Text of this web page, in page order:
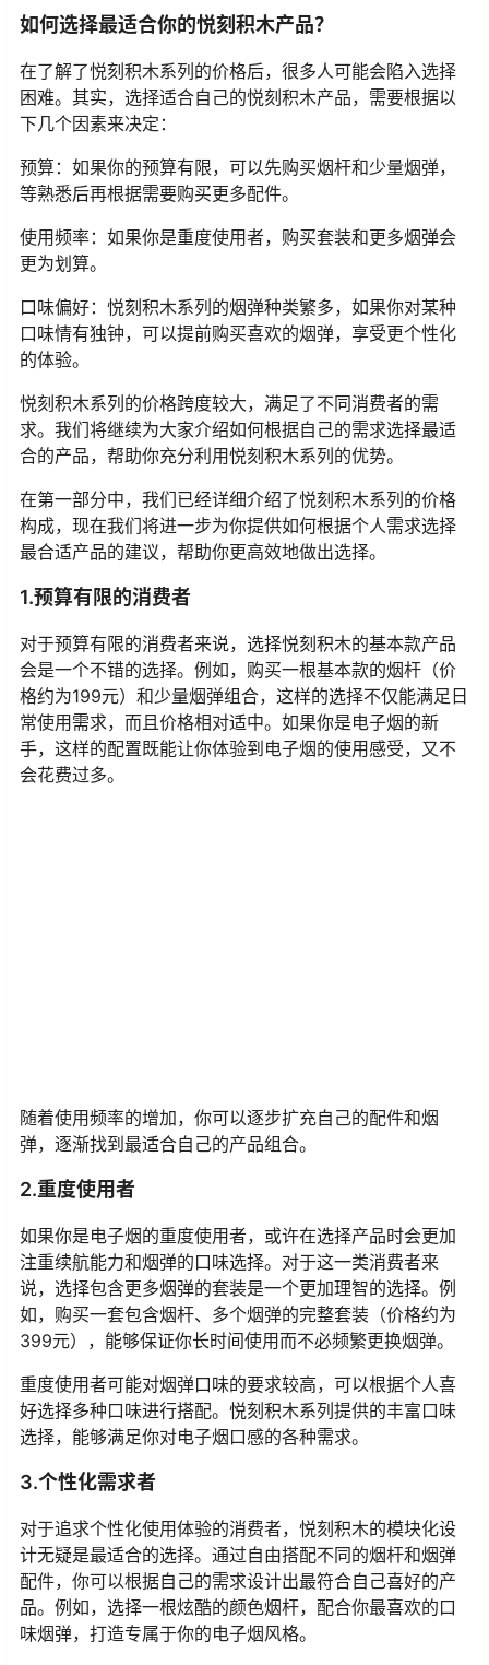
如何选择最适合你的悦刻积木产品？
在了解了悦刻积木系列的价格后，很多人可能会陷入选择
困难。其实，选择适合自己的悦刻积木产品，需要根据以
下几个因素来决定：
预算：如果你的预算有限，可以先购买烟杆和少量烟弹，
等熟悉后再根据需要购买更多配件。
使用频率：如果你是重度使用者，购买套装和更多烟弹会
更为划算。
口味偏好：悦刻积木系列的烟弹种类繁多，如果你对某种
口味情有独钟，可以提前购买喜欢的烟弹，享受更个性化
的体验。
悦刻积木系列的价格跨度较大，满足了不同消费者的需
求。我们将继续为大家介绍如何根据自己的需求选择最适
合的产品，帮助你充分利用悦刻积木系列的优势。
在第一部分中，我们已经详细介绍了悦刻积木系列的价格
构成，现在我们将进一步为你提供如何根据个人需求选择
最合适产品的建议，帮助你更高效地做出选择。
1.预算有限的消费者
对于预算有限的消费者来说，选择悦刻积木的基本款产品
会是一个不错的选择。例如，购买一根基本款的烟杆（价
格约为199元）和少量烟弹组合，这样的选择不仅能满足日
常使用需求，而且价格相对适中。如果你是电子烟的新
手，这样的配置既能让你体验到电子烟的使用感受，又不
会花费过多。
随着使用频率的增加，你可以逐步扩充自己的配件和烟
弹，逐渐找到最适合自己的产品组合。
2.重度使用者
如果你是电子烟的重度使用者，或许在选择产品时会更加
注重续航能力和烟弹的口味选择。对于这一类消费者来
说，选择包含更多烟弹的套装是一个更加理智的选择。例
如，购买一套包含烟杆、多个烟弹的完整套装（价格约为
399元），能够保证你长时间使用而不必频繁更换烟弹。
重度使用者可能对烟弹口味的要求较高，可以根据个人喜
好选择多种口味进行搭配。悦刻积木系列提供的丰富口味
选择，能够满足你对电子烟口感的各种需求。
3.个性化需求者
对于追求个性化使用体验的消费者，悦刻积木的模块化设
计无疑是最适合的选择。通过自由搭配不同的烟杆和烟弹
配件，你可以根据自己的需求设计出最符合自己喜好的产
品。例如，选择一根炫酷的颜色烟杆，配合你最喜欢的口
味烟弹，打造专属于你的电子烟风格。